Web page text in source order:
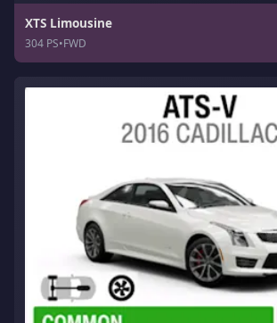
XTS Limousine
304 PS•FWD